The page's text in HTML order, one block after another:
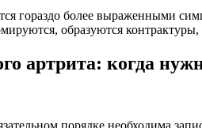
гораздо более выраженными
образуются
артрита: когда
порядке необходима